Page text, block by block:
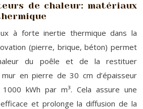
de chaleur: matériaux
à forte inertie thermique dans la
(pierre, brique, béton) permet
du poêle et de la restituer
en pierre de 30 cm d’épaisseur
kWh par m³. Cela assure une
et prolonge la diffusion de la